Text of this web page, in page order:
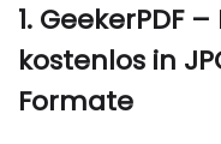
1. GeekerPDF
kostenlos in
Formate